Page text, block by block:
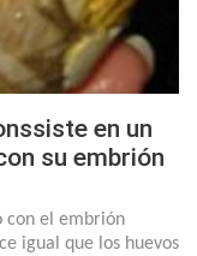
en un
su embrión
con el embrión
igual que los huevos